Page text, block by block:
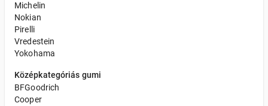
Michelin
Nokian
Pirelli
Vredestein
Yokohama
Középkategóriás gumi
BFGoodrich
Cooper